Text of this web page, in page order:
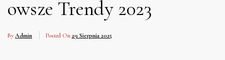
owsze Trendy 2023
By Admin Posted On 29 Sierpnia 2025